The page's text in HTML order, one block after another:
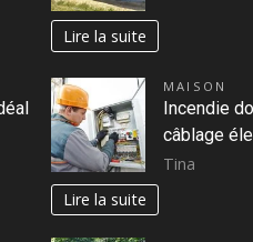
Lire la suite
MAISON
Incendie
câblage
Tina
Lire la suite